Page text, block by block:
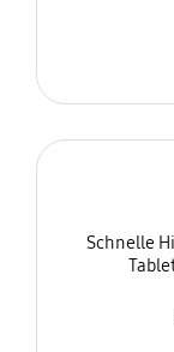
Schnelle